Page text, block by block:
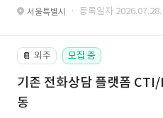
서울특별시 · 등록일자 2026.07.28.
📔 외주 모집 중
기존 전화상담 플랫폼
동